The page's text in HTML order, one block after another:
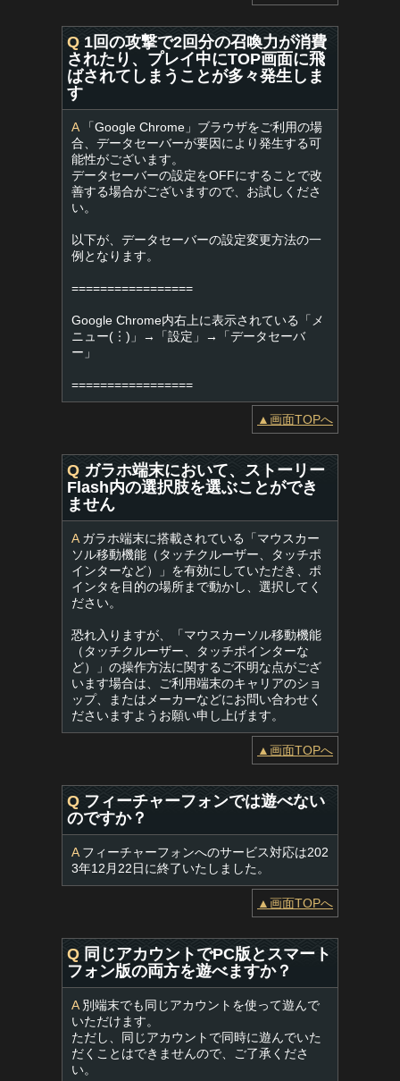
Q 1回の攻撃で2回分の召喚力が消費
されたり、プレイ中にTOP画面に飛
ばされてしまうことが多々発生しま
す
A「Google Chrome」ブラウザをご利用の場
合、データセーバーが要因により発生する可
能性がございます。
データセーバーの設定をOFFにすることで改
善する場合がございますので、お試しくださ
い。
以下が、データセーバーの設定変更方法の一
例となります。
=================
Google Chrome内右上に表示されている「メ
ニュー(︙)」→「設定」→「データセーバ
ー」
=================
▲画面TOPへ
Q ガラホ端末において、ストーリー
Flash内の選択肢を選ぶことができ
ません
Aガラホ端末に搭載されている「マウスカー
ソル移動機能（タッチクルーザー、タッチポ
インターなど）」を有効にしていただき、ポ
インタを目的の場所まで動かし、選択してく
ださい。
恐れ入りますが、「マウスカーソル移動機能
（タッチクルーザー、タッチポインターな
ど）」の操作方法に関するご不明な点がござ
います場合は、ご利用端末のキャリアのショ
ップ、またはメーカーなどにお問い合わせく
ださいますようお願い申し上げます。
▲画面TOPへ
Q フィーチャーフォンでは遊べない
のですか？
Aフィーチャーフォンへのサービス対応は202
3年12月22日に終了いたしました。
▲画面TOPへ
Q 同じアカウントでPC版とスマート
フォン版の両方を遊べますか？
A別端末でも同じアカウントを使って遊んで
いただけます。
ただし、同じアカウントで同時に遊んでいた
だくことはできませんので、ご了承くださ
い。